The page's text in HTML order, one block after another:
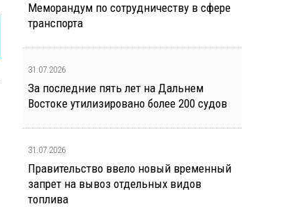
Меморандум по сотрудничеству в сфере
транспорта
31.07.2026
За последние пять лет на Дальнем
Востоке утилизировано более 200 судов
31.07.2026
Правительство ввело новый временный
запрет на вывоз отдельных видов
топлива